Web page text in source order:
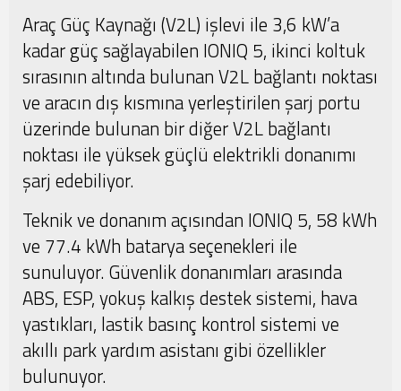
Araç Güç Kaynağı (V2L) işlevi ile 3,6 kW’a
kadar güç sağlayabilen IONIQ 5, ikinci koltuk
sırasının altında bulunan V2L bağlantı noktası
ve aracın dış kısmına yerleştirilen şarj portu
üzerinde bulunan bir diğer V2L bağlantı
noktası ile yüksek güçlü elektrikli donanımı
şarj edebiliyor.
Teknik ve donanım açısından IONIQ 5, 58 kWh
ve 77.4 kWh batarya seçenekleri ile
sunuluyor. Güvenlik donanımları arasında
ABS, ESP, yokuş kalkış destek sistemi, hava
yastıkları, lastik basınç kontrol sistemi ve
akıllı park yardım asistanı gibi özellikler
bulunuyor.